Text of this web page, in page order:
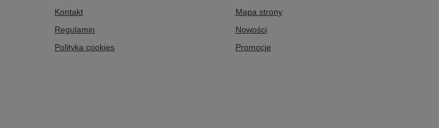
Kontakt
Regulamin
Polityka cookies
Mapa strony
Nowości
Promocje